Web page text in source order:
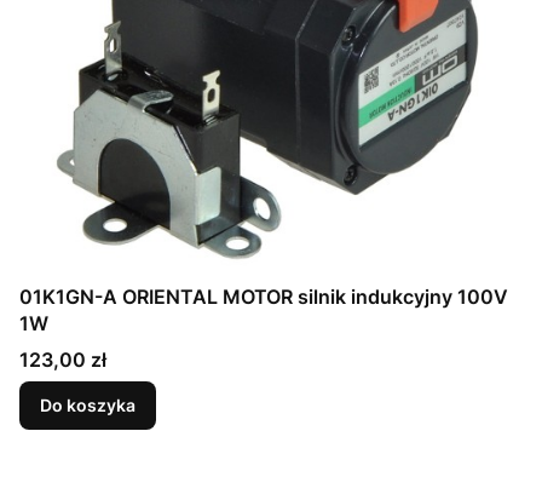
01K1GN-A ORIENTAL MOTOR silnik indukcyjny 100V
1W
Cena
123,00 zł
Do koszyka